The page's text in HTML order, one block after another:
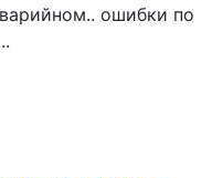
ошибки по